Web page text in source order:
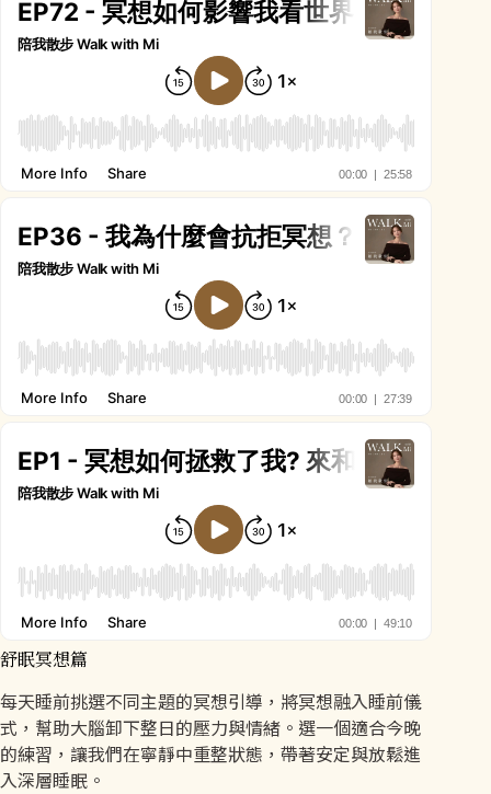
舒眠冥想篇
每天睡前挑選不同主題的冥想引導，將冥想融入睡前儀
式，幫助大腦卸下整日的壓力與情緒。選一個適合今晚
的練習，讓我們在寧靜中重整狀態，帶著安定與放鬆進
入深層睡眠。